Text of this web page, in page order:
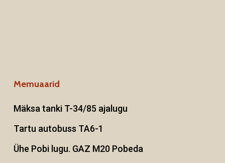
Memuaarid
Mäksa tanki T-34/85 ajalugu
Tartu autobuss TA6-1
Ühe Pobi lugu. GAZ M20 Pobeda